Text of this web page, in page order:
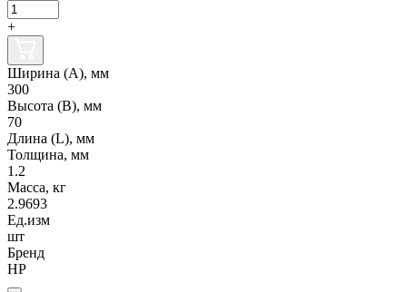
+
Ширина (А), мм
300
Высота (В), мм
70
Длина (L), мм
Толщина, мм
1.2
Масса, кг
2.9693
Ед.изм
шт
Бренд
НР